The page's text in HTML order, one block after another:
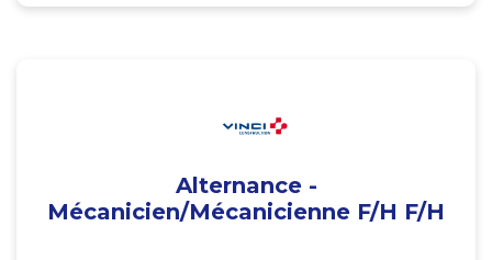
Alternance -
Mécanicien/Mécanicienne F/H F/H